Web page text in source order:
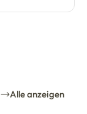
Alle anzeigen